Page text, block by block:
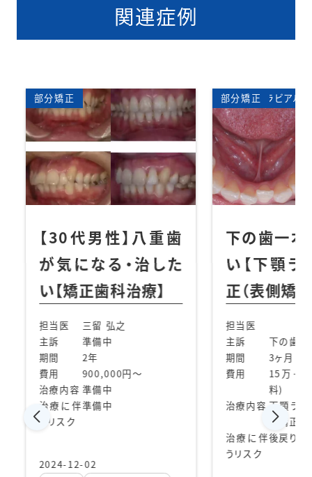
関連症例
八重歯
治した
療】
矯正歯科
表側矯正(ラビアル矯正)
部分矯正
下の歯一本を治した
い【下顎ラビアル矯
正（表側矯正）】
担当医
主訴
下の歯一本を治したい
費用
15万+tax (別途調整
治療内容
下顎ラビアル矯正（表
ハー
矯正
部分
【
と
な
主訴
期間
治療